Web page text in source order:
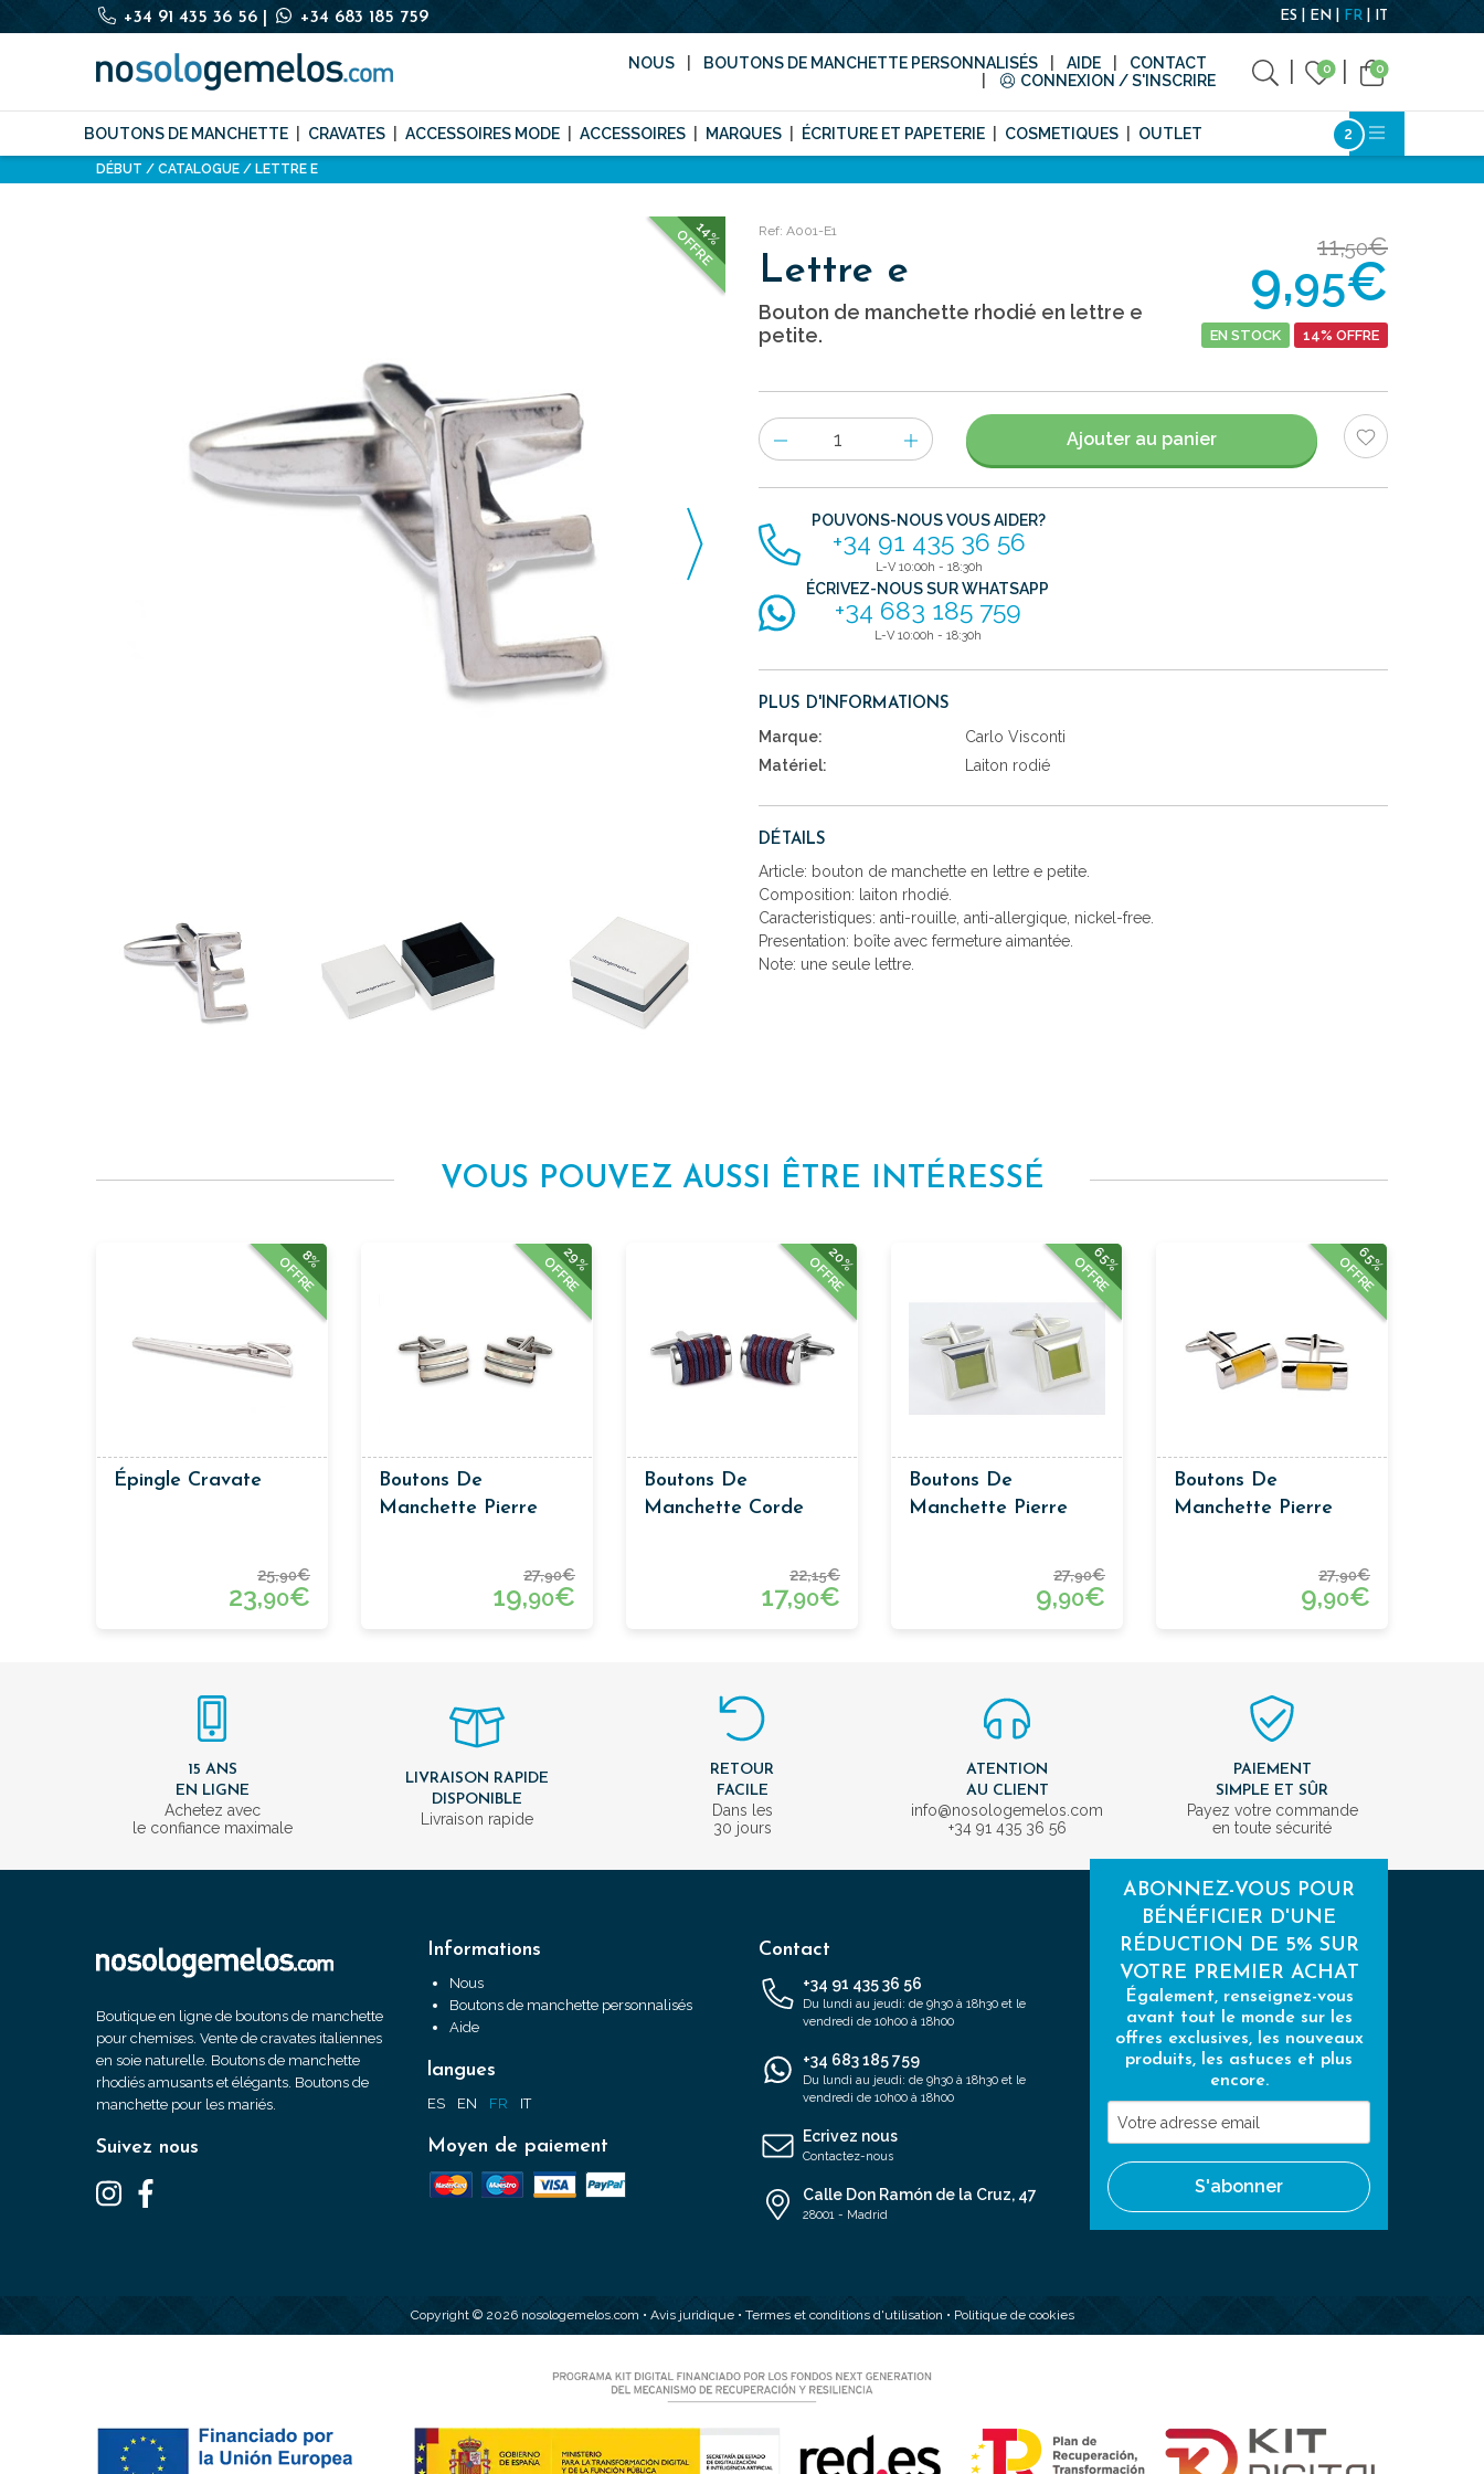
+34 91 435 36 56 +34 683 185 759 ES EN FR IT
NOUS BOUTONS DE MANCHETTE PERSONNALISÉS AIDE
CONTACT
CONNEXION / S'INSCRIRE
0 0
BOUTONS DE MANCHETTE CRAVATES ACCESSOIRES MODE ACCESSOIRES MARQUES ÉCRITURE ET PAPETERIE COSMETIQUES OUTLET
DÉBUT CATALOGUE LETTRE E
14%
OFFRE Ref: A001-E1
Lettre e
Bouton de manchette rhodié en lettre e
petite.
11,50€
9,95€
EN STOCK 14% OFFRE
Nombre
d'items
Ajouter au panier
POUVONS-NOUS VOUS AIDER?
+34 91 435 36 56
L-V 10:00h - 18:30h
ÉCRIVEZ-NOUS SUR WHATSAPP
+34 683 185 759
L-V 10:00h - 18:30h
PLUS D'INFORMATIONS
Marque:
Carlo Visconti
Matériel:
Laiton rodié
DÉTAILS
Article: bouton de manchette en lettre e petite.
Composition: laiton rhodié.
Caracteristiques: anti-rouille, anti-allergique, nickel-free.
Presentation: boîte avec fermeture aimantée.
Note: une seule lettre.
VOUS POUVEZ AUSSI ÊTRE INTÉRESSÉ
8%
OFFRE
Épingle Cravate
25,90€
23,90€
29%
OFFRE
Boutons De
Manchette Pierre
27,90€
19,90€
20%
OFFRE
Boutons De
Manchette Corde
22,15€
17,90€
65%
OFFRE
Boutons De
Manchette Pierre
27,90€
9,90€
65%
OFFRE
Boutons De
Manchette Pierre
27,90€
9,90€
15 ANS
EN LIGNE
Achetez avec
le confiance maximale
LIVRAISON RAPIDE
DISPONIBLE
Livraison rapide
RETOUR
FACILE
Dans les
30 jours
ATENTION
AU CLIENT
info@nosologemelos.com
+34 91 435 36 56
PAIEMENT
SIMPLE ET SÛR
Payez votre commande
en toute sécurité
Boutique en ligne de boutons de manchette
pour chemises. Vente de cravates italiennes
en soie naturelle. Boutons de manchette
rhodiés amusants et élégants. Boutons de
manchette pour les mariés.
Suivez nous
Informations
Nous
Boutons de manchette personnalisés
Aide
langues
ES EN FR IT
Moyen de paiement
Contact
+34 91 435 36 56
Du lundi au jeudi: de 9h30 à 18h30 et le
vendredi de 10h00 à 18h00
+34 683 185 759
Du lundi au jeudi: de 9h30 à 18h30 et le
vendredi de 10h00 à 18h00
Ecrivez nous
Contactez-nous
Calle Don Ramón de la Cruz, 47
28001 - Madrid
ABONNEZ-VOUS POUR
BÉNÉFICIER D'UNE
RÉDUCTION DE 5% SUR
VOTRE PREMIER ACHAT
Également, renseignez-vous
avant tout le monde sur les
offres exclusives, les nouveaux
produits, les astuces et plus
encore.
Votre
adresse
email
S'abonner
Copyright © 2026 nosologemelos.com • Avis juridique• Termes et conditions d'utilisation • Politique de cookies